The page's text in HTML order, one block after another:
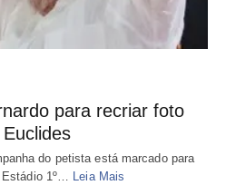
para recriar foto
do petista está marcado para
Estádio 1º… Leia Mais